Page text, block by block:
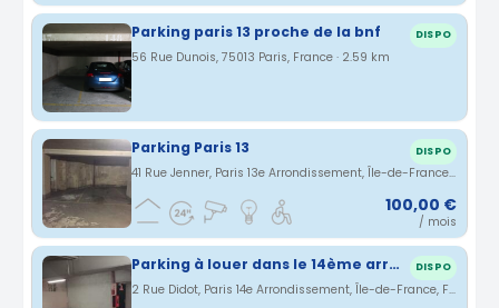
Parking paris 13 proche de la bnf DISPO
56 Rue Dunois, 75013 Paris, France · 2.59 km
Parking Paris 13 DISPO
41 Rue Jenner, Paris 13e Arrondissement, Île-de-France, France · 2.62 km
100,00 €
/ mois
Parking à louer dans le 14ème arrondissement de Paris, surveillance 24/7 DISPO
2 Rue Didot, Paris 14e Arrondissement, Île-de-France, France · 2.68 km